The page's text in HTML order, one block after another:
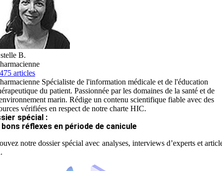
B.
articles
Spécialiste de l'information médicale et de l'éducation
du patient. Passionnée par les domaines de la santé et de
marin. Rédige un contenu scientifique fiable avec des
vérifiées en respect de notre charte HIC.
spécial :
bons réflexes en période de canicule
notre dossier spécial avec analyses, interviews d’experts et